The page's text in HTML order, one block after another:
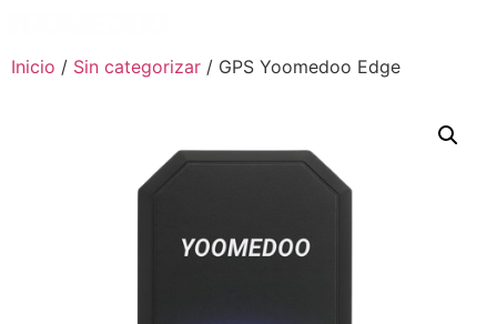
Inicio / Sin categorizar / GPS Yoomedoo Edge